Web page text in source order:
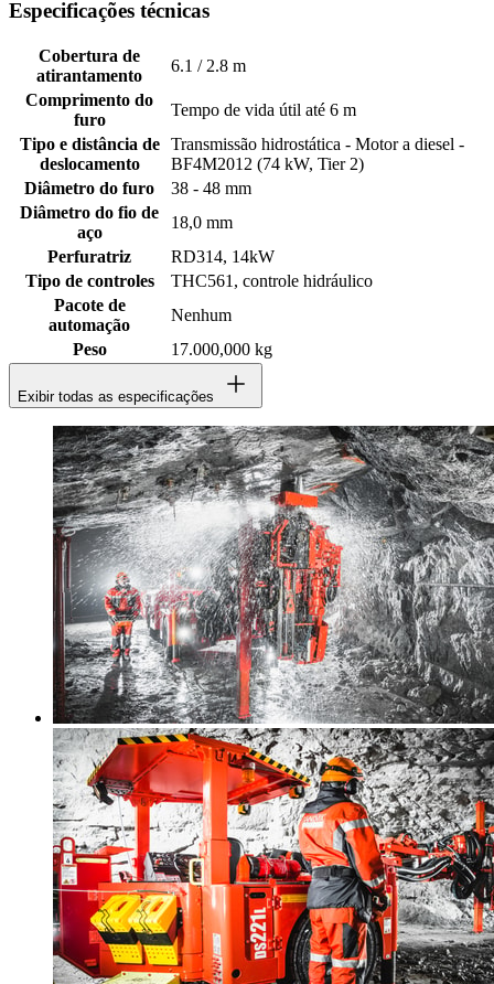
Especificações técnicas
Cobertura de
atirantamento
6.1 / 2.8 m
Comprimento do
furo
Tempo de vida útil até 6 m
Tipo e distância de
deslocamento
Transmissão hidrostática - Motor a diesel -
BF4M2012 (74 kW, Tier 2)
Diâmetro do furo
38 - 48 mm
Diâmetro do fio de
aço
18,0 mm
Perfuratriz
RD314, 14kW
Tipo de controles
THC561, controle hidráulico
Pacote de
automação
Nenhum
Peso
17.000,000 kg
Exibir todas as especificações